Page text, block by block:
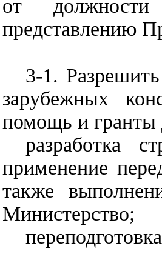
от
представлению
3-1.
зарубежных
помощь и гранты
разработка
применение
также
Министерство;